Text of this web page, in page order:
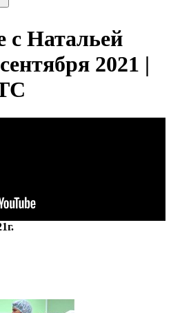
с Натальей
2021 |